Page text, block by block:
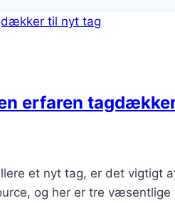
erfaren
et nyt tag, er det vigtigt
og her er tre